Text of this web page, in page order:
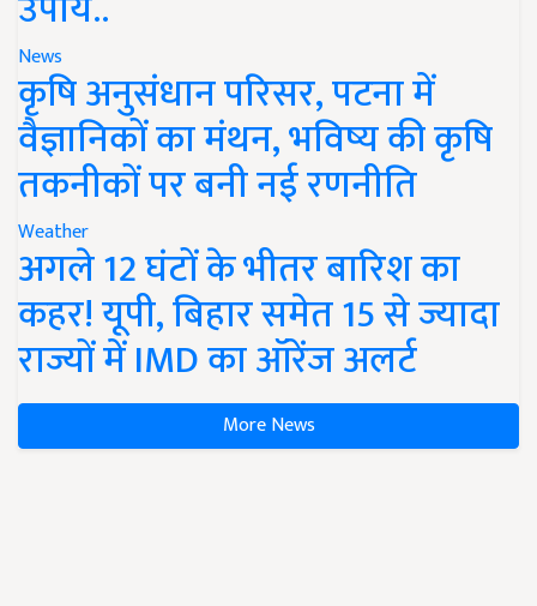
News
कृषि अनुसंधान परिसर, पटना में
वैज्ञानिकों का मंथन, भविष्य की कृषि
तकनीकों पर बनी नई रणनीति
Weather
अगले 12 घंटों के भीतर बारिश का
कहर! यूपी, बिहार समेत 15 से ज्यादा
राज्यों में IMD का ऑरेंज अलर्ट
More News